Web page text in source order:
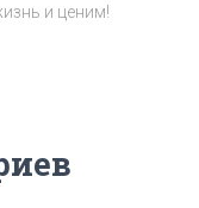
и ценим!